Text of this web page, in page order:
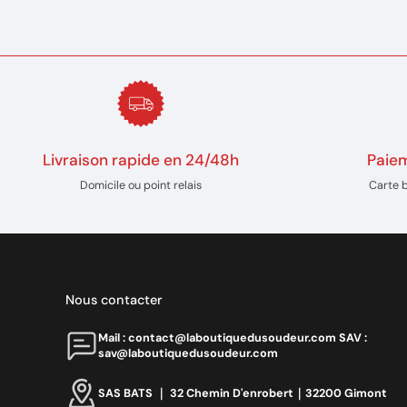
Livraison rapide en 24/48h
Domicile ou point relais Carte
Nous contacter
Mail : contact@laboutiquedusoudeur.comㅤㅤㅤㅤ SAV :
sav@laboutiquedusoudeur.com
SAS BATS ｜ 32 Chemin D'enrobert｜32200 Gimont